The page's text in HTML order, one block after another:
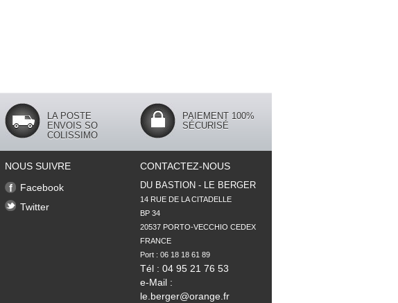
LA POSTE
ENVOIS SO
COLISSIMO
PAIEMENT 100%
SÉCURISÉ
NOUS SUIVRE
Facebook
Twitter
CONTACTEZ-NOUS
DU BASTION - LE BERGER
14 RUE DE LA CITADELLE
BP 34
20537 PORTO-VECCHIO CEDEX
FRANCE
Tél : 04 95 21 76 53
e-Mail :
le.berger@orange.fr